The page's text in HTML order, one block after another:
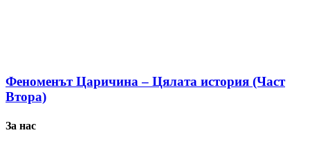
Феноменът Царичина – Цялата история (Част
Втора)
За нас